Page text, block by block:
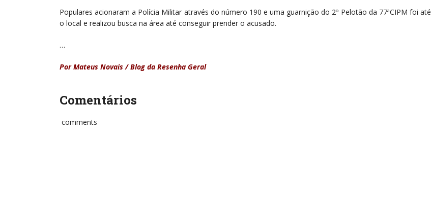
Populares acionaram a Polícia Militar através do número 190 e uma guarnição do 2º Pelotão da 77ªCIPM foi até
o local e realizou busca na área até conseguir prender o acusado.
…
Por Mateus Novais / Blog da Resenha Geral
Comentários
comments